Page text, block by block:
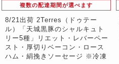
複数の配達期間が選べます
8/21出荷 2Terres（ドゥテー
ル）「天城黒豚のシャルキュト
リー5種」リエット・レバーペー
スト・厚切りベーコン・ロース
ハム・絹挽きソーセージ ※冷凍